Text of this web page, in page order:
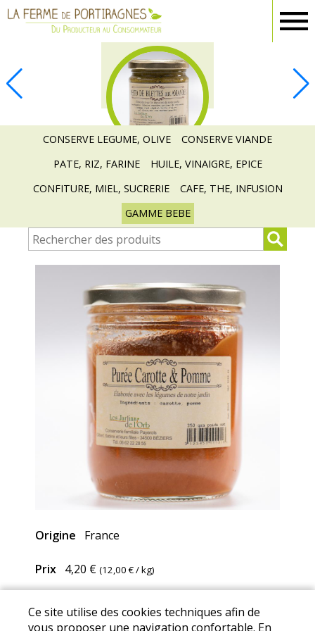
Portiragnes
EPICERIE
CONSERVE LEGUME, OLIVE
CONSERVE VIANDE
PATE, RIZ, FARINE
HUILE, VINAIGRE, EPICE
CONFITURE, MIEL, SUCRERIE
CAFE, THE, INFUSION
GAMME BEBE
Origine France
Prix 4,20 € (12,00 €/ kg)
Mentions LégalesIConditions Générales de Ventes
Ce site utilise des cookies techniques afin de
vous proposer une navigation confortable. En